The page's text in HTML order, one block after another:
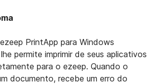
PrintApp para Windows
permite imprimir de seus aplicativos
para o ezeep. Quando o
documento, recebe um erro do